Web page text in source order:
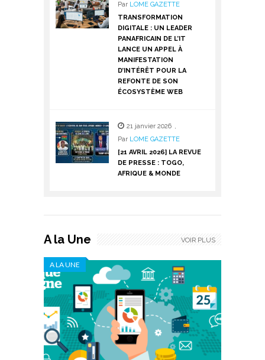
Par LOME GAZETTE
TRANSFORMATION
DIGITALE : UN LEADER
PANAFRICAIN DE L’IT
LANCE UN APPEL À
MANIFESTATION
D’INTÉRÊT POUR LA
REFONTE DE SON
ÉCOSYSTÈME WEB
21 janvier 2026 ,
Par LOME GAZETTE
[21 AVRIL 2026] LA REVUE
DE PRESSE : TOGO,
AFRIQUE & MONDE
A la Une
A LA UNE
VOIR PLUS